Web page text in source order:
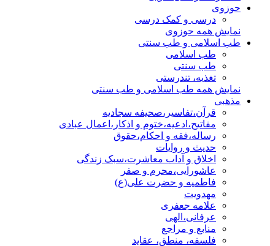
حوزوی
درسی و کمک درسی
نمایش همه حوزوی
طب اسلامی و طب سنتی
طب اسلامی
طب سنتی
تغذیه، تندرستی
نمایش همه طب اسلامی و طب سنتی
مذهبی
قرآن،تفاسیر،صحیفه سجادیه
مفاتیح،ادعیه،ختوم و اذکار،اعمال عبادی
رساله،فقه و احکام،حقوق
حدیث و روایات
اخلاق و آداب معاشرت،سبک زندگی
عاشورایی،محرم و صفر
فاطمیه و حضرت علی(ع)
مهدویت
علامه جعفری
عرفانی،الهی
منابع و مراجع
فلسفه، منطق، عقاید